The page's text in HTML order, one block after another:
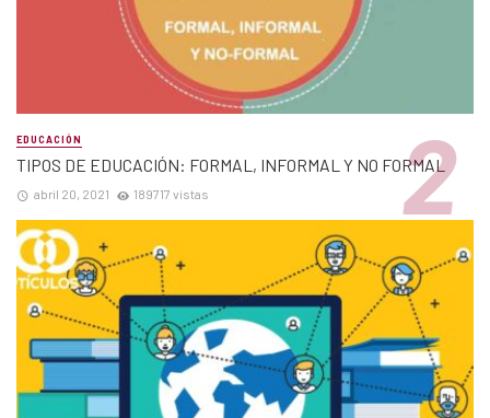
EDUCACIÓN
TIPOS DE EDUCACIÓN: FORMAL, INFORMAL Y NO FORMAL
abril 20, 2021 189717 vistas